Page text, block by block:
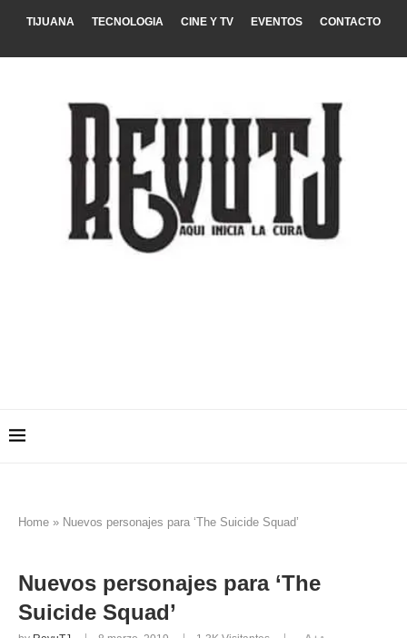
TIJUANA TECNOLOGIA CINE Y TV EVENTOS CONTACTO
Home » Nuevos personajes para ‘The Suicide Squad’
Nuevos personajes para ‘The
Suicide Squad’